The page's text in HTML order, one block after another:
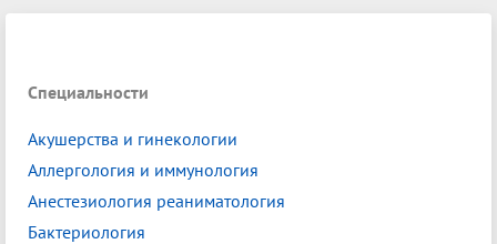
Специальности
Акушерства и гинекологии
Аллергология и иммунология
Анестезиология реаниматология
Бактериология